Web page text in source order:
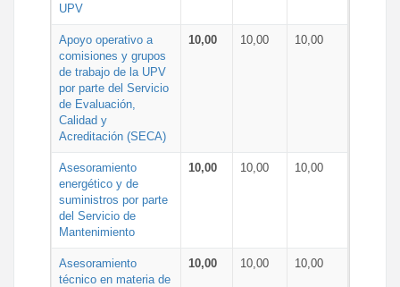
UPV
Apoyo operativo a
comisiones y grupos
de trabajo de la UPV
por parte del Servicio
de Evaluación,
Calidad y
Acreditación (SECA)
10,00 10,00 10,00
Asesoramiento
energético y de
suministros por parte
del Servicio de
Mantenimiento
10,00 10,00 10,00
Asesoramiento
técnico en materia de
10,00 10,00 10,00